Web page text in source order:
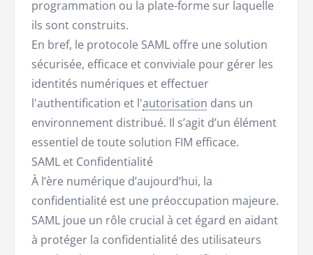
programmation ou la plate-forme sur laquelle
ils sont construits.
En bref, le protocole SAML offre une solution
sécurisée, efficace et conviviale pour gérer les
identités numériques et effectuer
l'authentification et l'autorisation dans un
environnement distribué. Il s’agit d’un élément
essentiel de toute solution FIM efficace.
SAML et Confidentialité
À l’ère numérique d’aujourd’hui, la
confidentialité est une préoccupation majeure.
SAML joue un rôle crucial à cet égard en aidant
à protéger la confidentialité des utilisateurs